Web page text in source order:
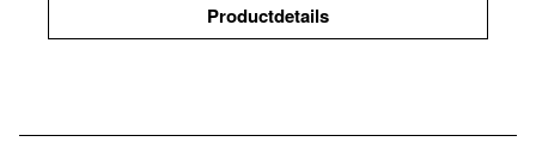
Productdetails